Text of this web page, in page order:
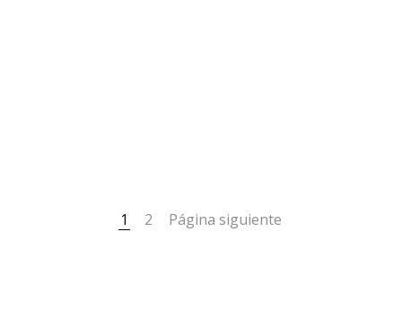
1 2 Página siguiente